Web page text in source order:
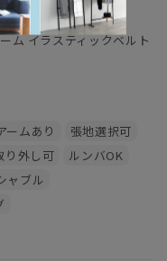
3点にパーツが分かれる
けますよ?
ム イラスティックベルト
ームあり
張地選択可
り外し可
ルンバOK
ャブル